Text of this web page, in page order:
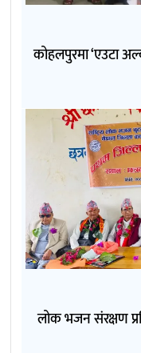
कोहलपुरमा ‘एउटा
लोक भजन संरक्षण